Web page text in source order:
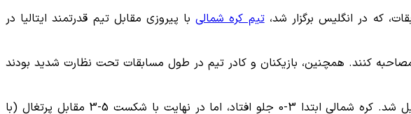
که در انگلیس برگزار شد،تیم کره شمالیبا پیروزی مقابل تیم قدرتمند ایتالیا در
کنند. همچنین، بازیکنان و کادر تیم در طول مسابقات تحت نظارت شدید بودند
علاوه بر این، بازی کره شمالی مقابل پرتغال در مرحله یک‌چهارم نهایی به یکی از نمادین‌ترین مسابقات جام تبدیل شد. کره شمالی ابتدا 3-0 جلو افتاد، اما در نهایت با شکست 5-3 مقابل پرتغال (با